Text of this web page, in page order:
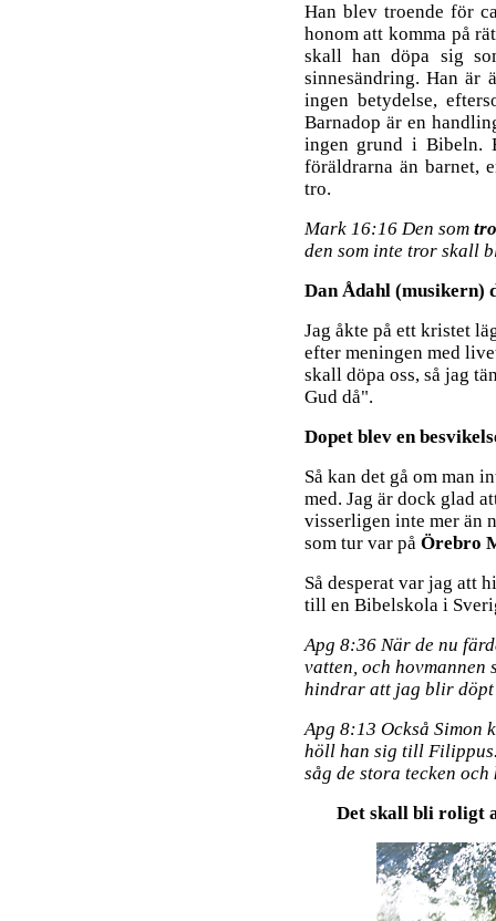
Han blev troende för
honom att komma på
skall han döpa sig
sinnesändring. Han är
ingen betydelse,
Barnadop är en
ingen grund i Bibeln.
föräldrarna än barnet,
tro.
Mark 16:16 Den som
den som inte tror skall
Dan Ådahl (musikern)
Jag åkte på ett kristet
efter meningen med
skall döpa oss, så jag
Gud då".
Dopet blev en
Så kan det gå om man
med. Jag är dock glad
visserligen inte mer än
som tur var på Örebro
Så desperat var jag att
till en Bibelskola i
Apg 8:36 När de nu
vatten, och hovmannen
hindrar att jag blir
Apg 8:13 Också Simon
höll han sig till
såg de stora tecken
Det skall bli roligt